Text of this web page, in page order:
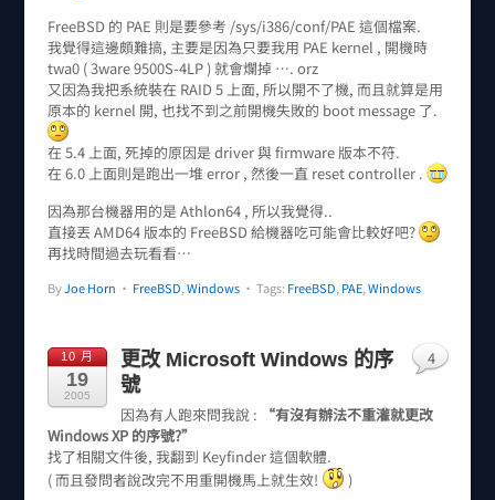
FreeBSD 的 PAE 則是要參考 /sys/i386/conf/PAE 這個檔案.
我覺得這邊頗難搞, 主要是因為只要我用 PAE kernel , 開機時
twa0 ( 3ware 9500S-4LP ) 就會爛掉 …. orz
又因為我把系統裝在 RAID 5 上面, 所以開不了機, 而且就算是用
原本的 kernel 開, 也找不到之前開機失敗的 boot message 了.
在 5.4 上面, 死掉的原因是 driver 與 firmware 版本不符.
在 6.0 上面則是跑出一堆 error , 然後一直 reset controller .
因為那台機器用的是 Athlon64 , 所以我覺得..
直接丟 AMD64 版本的 FreeBSD 給機器吃可能會比較好吧?
再找時間過去玩看看…
ByJoe Horn • FreeBSD,Windows • Tags: FreeBSD, PAE,Windows
10 月
19
2005
更改 Microsoft Windows 的序
號
因為有人跑來問我說 :
“有沒有辦法不重灌就更改
Windows XP 的序號?”
找了相關文件後, 我翻到 Keyfinder 這個軟體.
( 而且發問者說改完不用重開機馬上就生效!
)
4